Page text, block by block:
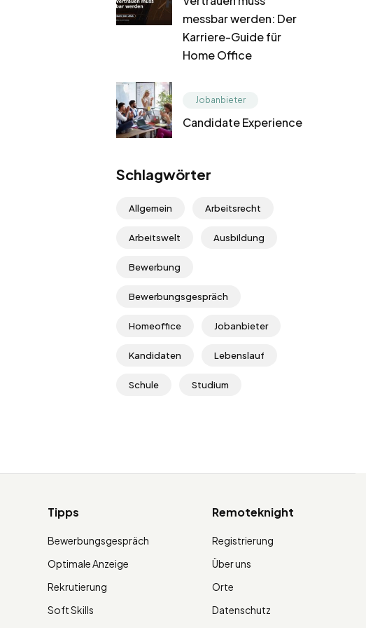
messbar werden: Der
Karriere-Guide für
Home Office
Jobanbieter
Candidate Experience
Schlagwörter
Allgemein Arbeitsrecht
Arbeitswelt Ausbildung
Bewerbung
Bewerbungsgespräch
Homeoffice Jobanbieter
Kandidaten Lebenslauf
Schule Studium
Tipps
Bewerbungsgespräch
Optimale Anzeige
Rekrutierung
Soft Skills
Remoteknight
Registrierung
Über uns
Orte
Datenschutz